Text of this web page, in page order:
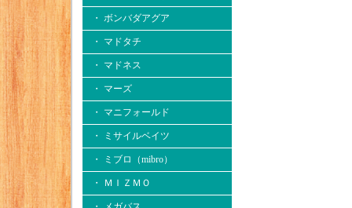
・ ボンバダアグア
・ マドタチ
・ マドネス
・ マーズ
・ マニフォールド
・ ミサイルベイツ
・ ミブロ（mibro）
・ ＭＩＺＭＯ